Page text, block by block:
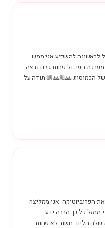
לראשונה להשפיע אני ממש
העיכול פחות גזים נראה
הכמוסות 🙏🏼🙏🏼 תודה על
הפרוביוטיקה ואני ממליצה
ממזל כל כך הרבה ידע
שלה הליווי חשוב לא פחות